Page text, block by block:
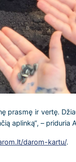
prasmę ir vertę.
aplinką“, – priduria
darom-kartu/.